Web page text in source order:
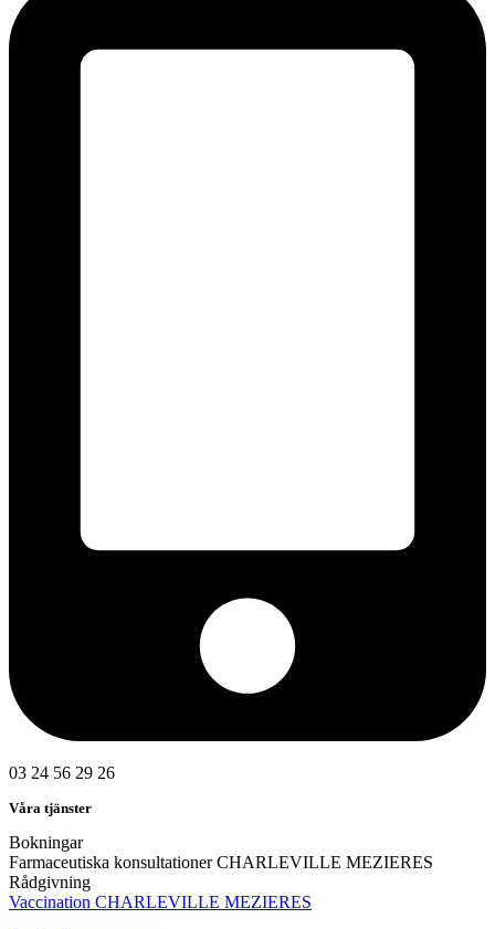
03 24 56 29 26
Våra tjänster
Bokningar
Farmaceutiska konsultationer CHARLEVILLE MEZIERES
Rådgivning
Vaccination CHARLEVILLE MEZIERES